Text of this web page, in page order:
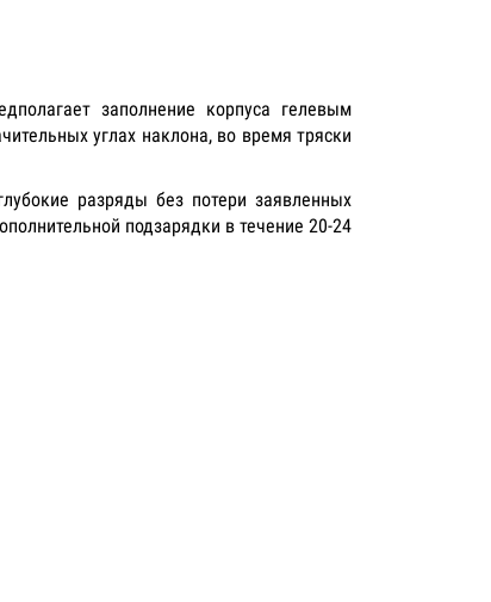
заполнение корпуса гелевым
углах наклона, во время тряски
разряды без потери заявленных
подзарядки в течение 20-24